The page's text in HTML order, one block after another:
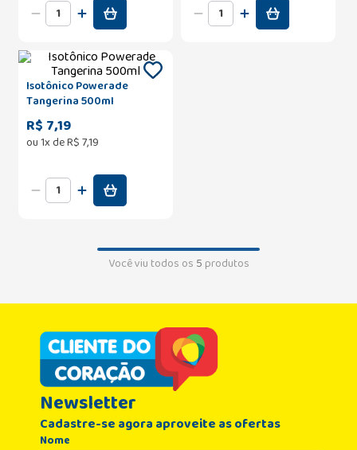
Isotônico Powerade
Tangerina 500ml
R$ 7,19
ou1x deR$7,19
Você viu todos os 5produtos
Newsletter
Cadastre-se agora aproveite as ofertas
Nome